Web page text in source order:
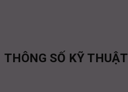
THÔNG SỐ KỸ THUẬT